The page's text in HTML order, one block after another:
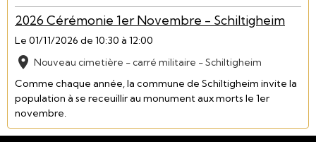
2026 Cérémonie 1er Novembre - Schiltigheim
Le 01/11/2026 de 10:30 à 12:00
Nouveau cimetière - carré militaire - Schiltigheim
Comme chaque année, la commune de Schiltigheim invite la
population à se receuillir au monument aux morts le 1er
novembre.